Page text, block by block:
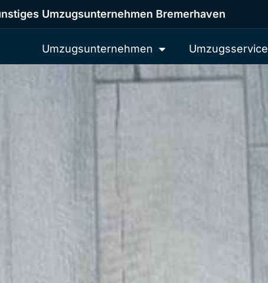
Umzugsunternehmen Bremerhaven
Umzugsunternehmen Umzugsservice